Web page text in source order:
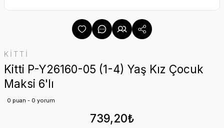
KİTTİ
Kitti P-Y26160-05 (1-4) Yaş Kız Çocuk
Maksi 6'lı
0 puan - 0 yorum
739,20₺